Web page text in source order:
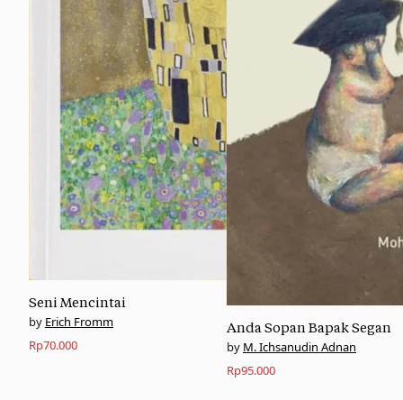
Seni Mencintai
Erich Fromm
Rp70.000
Anda Sopan Bapak Segan
M. Ichsanudin Adnan
Rp95.000